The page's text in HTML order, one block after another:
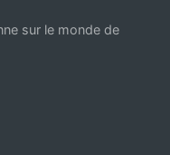
sur le monde de